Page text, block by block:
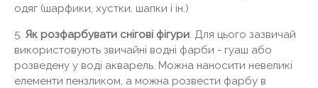
одяг (шарфики, хустки, шапки і ін.)
5. Як розфарбувати снігові фігури. Для цього зазвичай
використовують звичайні водні фарби - гуаш або
розведену у воді акварель. Можна наносити невеликі
елементи пензликом, а можна розвести фарбу в